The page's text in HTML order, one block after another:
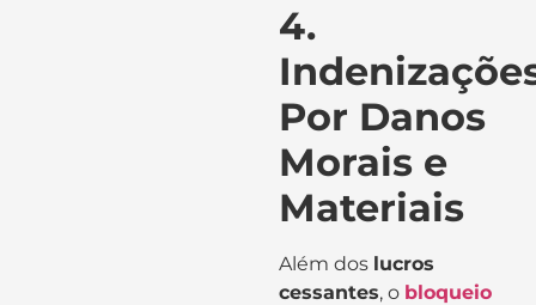
4.
Por Danos
Morais e
Materiais
Além dos lucros
cessantes, o bloqueio